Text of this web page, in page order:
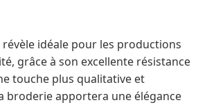
révèle idéale pour les productions
grâce à son excellente résistance
touche plus qualitative et
broderie apportera une élégance